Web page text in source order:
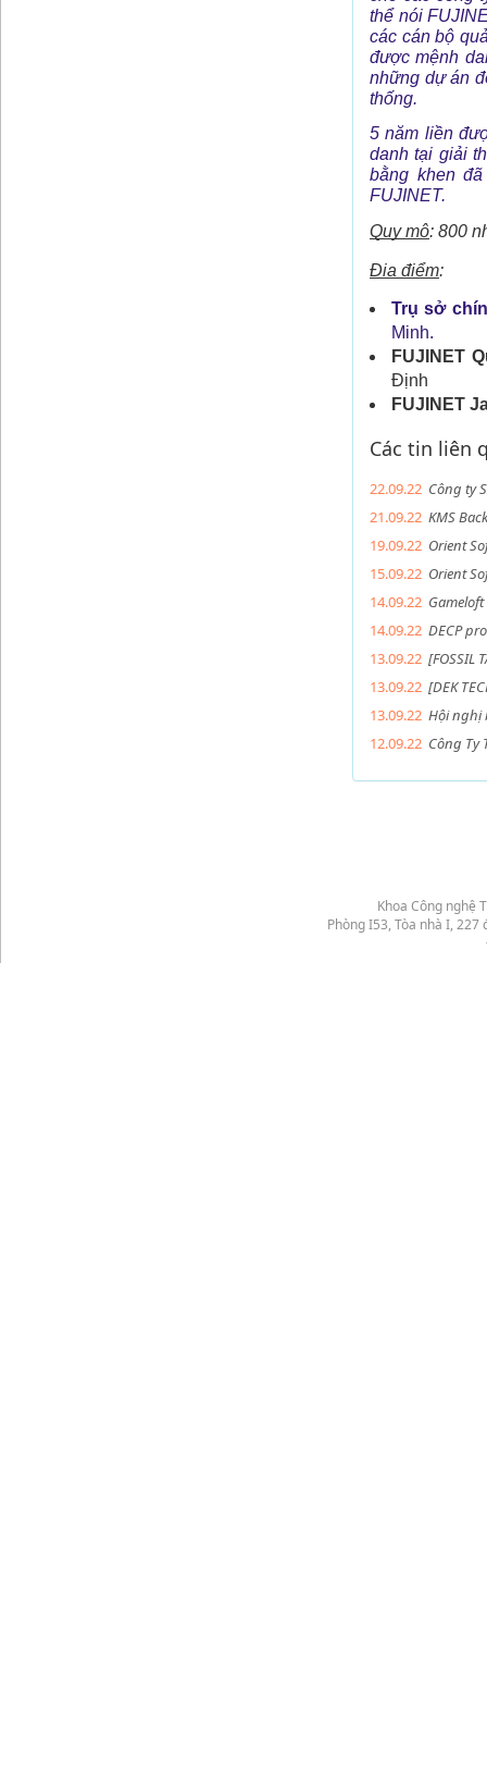
thể nói
các cán bộ
được mệnh
những dự án
thống.
5 năm liền
danh tại giải
bằng khen
FUJINET.
Quy mô: 800
Địa điểm:
Trụ sở
Minh.
FUJINET
Định
FUJINET
Các tin liên
22.09.22 Công ty
21.09.22 KMS
19.09.22 Orient
15.09.22 Orient
14.09.22
14.09.22 DECP
13.09.22 [FOSSIL
13.09.22 [DEK
13.09.22 Hội nghị
12.09.22 Công Ty
Khoa Công nghệ
Phòng I53, Tòa nhà I,